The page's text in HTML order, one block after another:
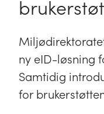
ny eID-løsning
Samtidig
for